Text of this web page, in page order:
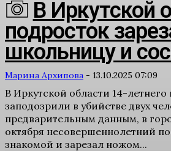
В Иркутской
подросток
школьницу и
Марина Архипова - 13.10.2025 07:09
В Иркутской области 14-летнего
заподозрили в убийстве двух
предварительным данным, в
октября несовершеннолетний
знакомой и зарезал ножом...